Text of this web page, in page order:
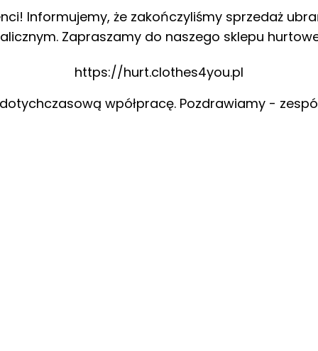
Informujemy, że zakończyliśmy sprzedaż
Zapraszamy do naszego sklepu
https://hurt.clothes4you.pl
wpółpracę. Pozdrawiamy -